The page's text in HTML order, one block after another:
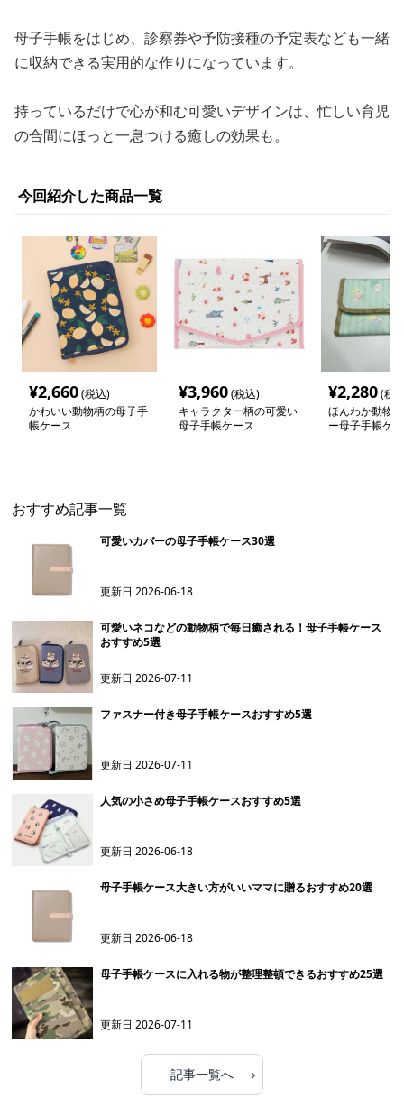
母子手帳をはじめ、診察券や予防接種の予定表なども一緒
に収納できる実用的な作りになっています。
持っているだけで心が和む可愛いデザインは、忙しい育児
の合間にほっと一息つける癒しの効果も。
今回紹介した商品一覧
¥2,660(税込)
かわいい動物柄の母子手
帳ケース
¥3,960(税込)
キャラクター柄の可愛い
母子手帳ケース
¥2,280(税
ほんわか動物
ー母子手帳ケ
おすすめ記事一覧
可愛いカバーの母子手帳ケース30選
更新日2026-06-18
可愛いネコなどの動物柄で毎日癒される！母子手帳ケース
おすすめ5選
更新日2026-07-11
ファスナー付き母子手帳ケースおすすめ5選
更新日2026-07-11
人気の小さめ母子手帳ケースおすすめ5選
更新日2026-06-18
母子手帳ケース大きい方がいいママに贈るおすすめ20選
更新日2026-06-18
母子手帳ケースに入れる物が整理整頓できるおすすめ25選
更新日2026-07-11
記事一覧へ ›